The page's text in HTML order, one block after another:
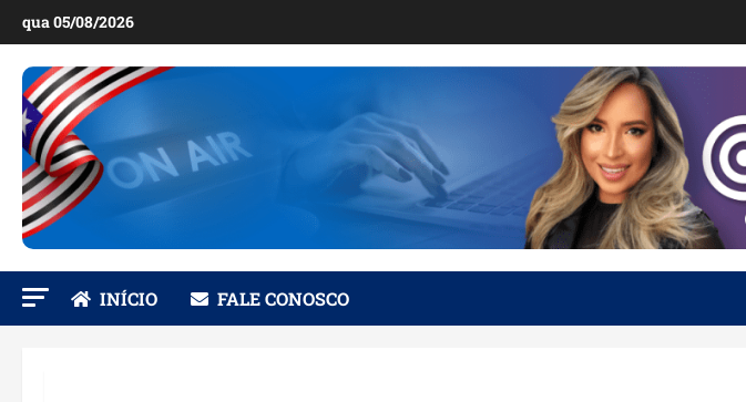
para
conteúdo
qua 05/08/2026
INÍCIO FALE CONOSCO